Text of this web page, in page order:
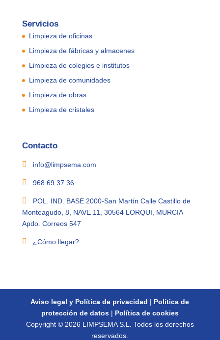
Servicios
Limpieza de oficinas
Limpieza de fábricas y almacenes
Limpieza de colegios e institutos
Limpieza de comunidades
Limpieza de obras
Limpieza de cristales
Contacto
 info@limpsema.com
 968 69 37 36

POL. IND. BASE 2000-San Martín Calle Castillo de
Monteagudo, 8, NAVE 11, 30564 LORQUI, MURCIA
Apdo. Correos 547
 ¿Cómo llegar?
Aviso legal y Política de privacidad | Política de
protección de datos| Política de cookies
Copyright © 2026 LIMPSEMA S.L. Todos los derechos
reservados.